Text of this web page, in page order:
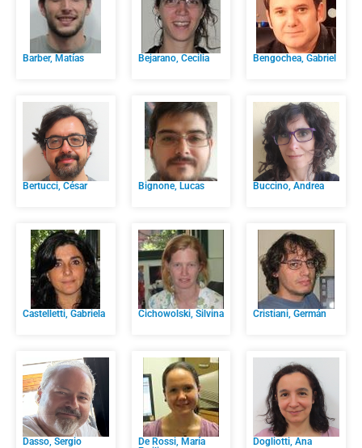
Barber, Matías Bejarano, Cecilia Bengochea, Gabriel
Bertucci, César Bignone, Lucas Buccino, Andrea
Castelletti, Gabriela Cichowolski, Silvina Cristiani, Germán
Dasso, Sergio
De Rossi, María
Dogliotti, Ana